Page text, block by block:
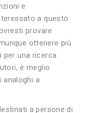
e
a questo
provare
ottenere più
una ricerca
è meglio
analoghi a
a persone di